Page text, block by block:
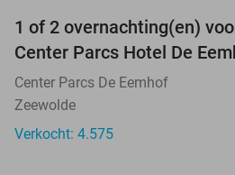
1 of 2 overnachting(en)
Center Parcs Hotel De
Center Parcs De Eemhof
Zeewolde
Verkocht: 4.575